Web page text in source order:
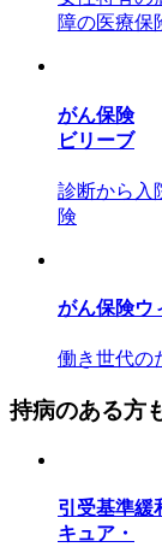
障の医療保
がん保険
ビリーブ
診断から入
険
がん保険ウ
働き世代の
持病のある方
引受基準緩
キュア・